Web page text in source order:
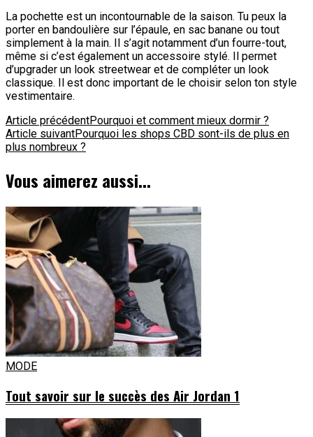
La pochette est un incontournable de la saison. Tu peux la
porter en bandoulière sur l’épaule, en sac banane ou tout
simplement à la main. Il s’agit notamment d’un fourre-tout,
même si c’est également un accessoire stylé. Il permet
d’upgrader un look streetwear et de compléter un look
classique. Il est donc important de le choisir selon ton style
vestimentaire.
Navigation
d'article
Article précédentPourquoi et comment mieux dormir ?
Article suivantPourquoi les shops CBD sont-ils de plus en
plus nombreux ?
Vous aimerez aussi...
MODE
Tout savoir sur le succès des Air Jordan 1